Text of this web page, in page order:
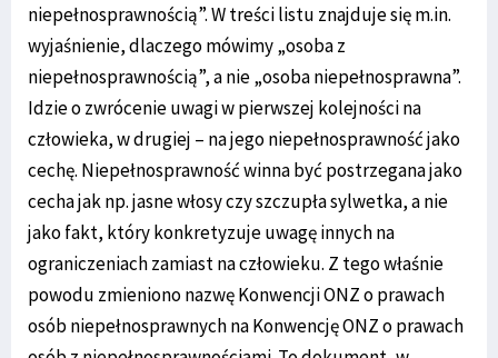
niepełnosprawnością”. W treści listu znajduje się m.in.
wyjaśnienie, dlaczego mówimy „osoba z
niepełnosprawnością”, a nie „osoba niepełnosprawna”.
Idzie o zwrócenie uwagi w pierwszej kolejności na
człowieka, w drugiej – na jego niepełnosprawność jako
cechę. Niepełnosprawność winna być postrzegana jako
cecha jak np. jasne włosy czy szczupła sylwetka, a nie
jako fakt, który konkretyzuje uwagę innych na
ograniczeniach zamiast na człowieku. Z tego właśnie
powodu zmieniono nazwę Konwencji ONZ o prawach
osób niepełnosprawnych na Konwencję ONZ o prawach